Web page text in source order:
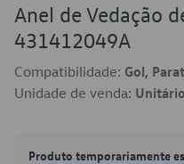
Anel de Vedação
431412049A
Compatibilidade: Gol,
Unidade de venda:
Produto temporariamente